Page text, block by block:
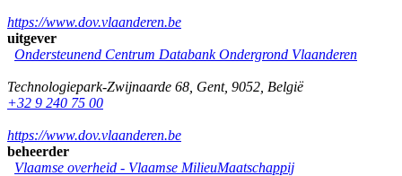
https://www.dov.vlaanderen.be
uitgever
Ondersteunend Centrum Databank Ondergrond Vlaanderen
Technologiepark-Zwijnaarde 68 Gent, 9052 België
+32 9 240 75 00
https://www.dov.vlaanderen.be
beheerder
Vlaamse overheid - Vlaamse MilieuMaatschappij